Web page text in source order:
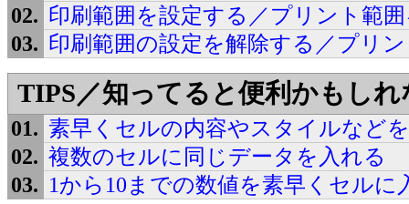
印刷範囲を設定する／プリント範
印刷範囲の設定を解除する／プリ
TIPS／知ってると便利かもし
素早くセルの内容やスタイルなど
複数のセルに同じデータを入れる
1から10までの数値を素早くセルに